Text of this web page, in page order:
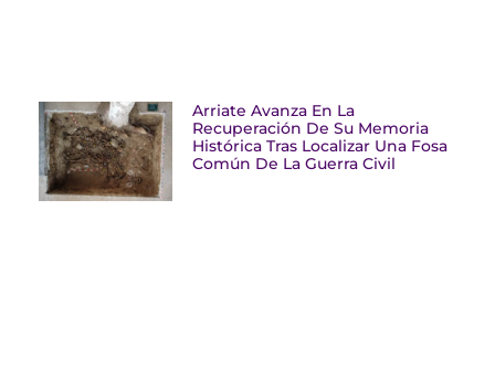
Arriate Avanza En La
Recuperación De Su Memoria
Histórica Tras Localizar Una Fosa
Común De La Guerra Civil